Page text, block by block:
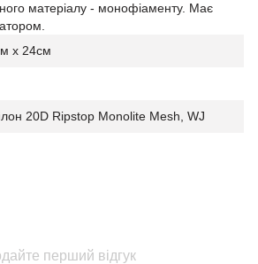
матеріалу - монофіаменту. Має
х 24см
20D Ripstop Monolite Mesh, WJ
перший відгук